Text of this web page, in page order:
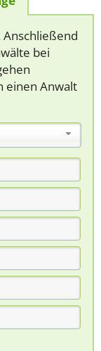
bei
einen Anwalt